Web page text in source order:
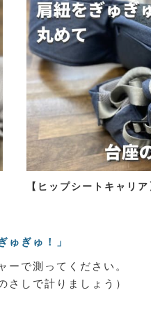
【ヒップシートキャリア
ゅぎゅ！」
ーで測ってください。
さしで計りましょう）